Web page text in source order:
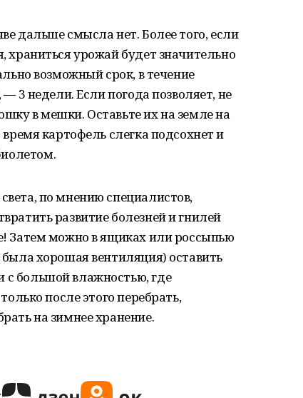
дальше смысла нет. Более того, если
храниться урожай будет значительно
возможный срок, в течение
3 недели. Если погода позволяет, не
в мешки. Оставьте их на земле на
картофель слегка подсохнет и
по мнению специалистов,
развитие болезней и гнилей
Затем можно в ящиках или россыпью
хорошая вентиляция) оставить
большой влажностью, где
после этого перебрать,
на зимнее хранение.